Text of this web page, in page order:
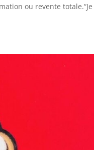
ou revente totale.“Je